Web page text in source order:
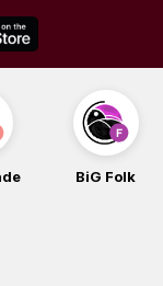
BiG Folk